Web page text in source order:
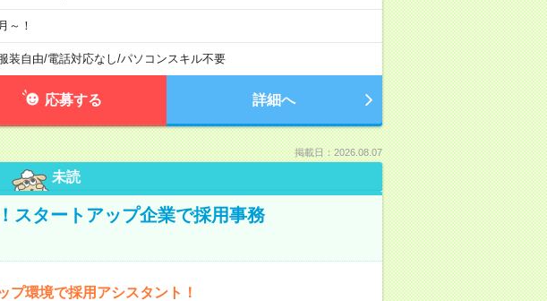
～！
装自由/電話対応なし/パソコンスキル不要
応募する 詳細へ
掲載日：2026.08.07
未読
スタートアップ企業で採用事務
プ環境で採用アシスタント！